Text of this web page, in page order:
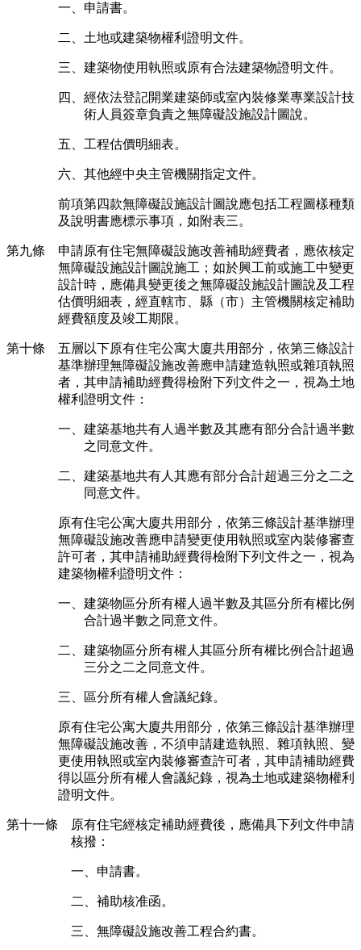
一、申請書。
二、土地或建築物權利證明文件。
三、建築物使用執照或原有合法建築物證明文件。
四、經依法登記開業建築師或室內裝修業專業設計技
術人員簽章負責之無障礙設施設計圖說。
五、工程估價明細表。
六、其他經中央主管機關指定文件。
前項第四款無障礙設施設計圖說應包括工程圖樣種類
及說明書應標示事項，如附表三。
第九條 申請原有住宅無障礙設施改善補助經費者，應依核定
無障礙設施設計圖說施工；如於興工前或施工中變更
設計時，應備具變更後之無障礙設施設計圖說及工程
估價明細表，經直轄市、縣（市）主管機關核定補助
經費額度及竣工期限。
第十條 五層以下原有住宅公寓大廈共用部分，依第三條設計
基準辦理無障礙設施改善應申請建造執照或雜項執照
者，其申請補助經費得檢附下列文件之一，視為土地
權利證明文件：
一、建築基地共有人過半數及其應有部分合計過半數
之同意文件。
二、建築基地共有人其應有部分合計超過三分之二之
同意文件。
原有住宅公寓大廈共用部分，依第三條設計基準辦理
無障礙設施改善應申請變更使用執照或室內裝修審查
許可者，其申請補助經費得檢附下列文件之一，視為
建築物權利證明文件：
一、建築物區分所有權人過半數及其區分所有權比例
合計過半數之同意文件。
二、建築物區分所有權人其區分所有權比例合計超過
三分之二之同意文件。
三、區分所有權人會議紀錄。
原有住宅公寓大廈共用部分，依第三條設計基準辦理
無障礙設施改善，不須申請建造執照、雜項執照、變
更使用執照或室內裝修審查許可者，其申請補助經費
得以區分所有權人會議紀錄，視為土地或建築物權利
證明文件。
第十一條 原有住宅經核定補助經費後，應備具下列文件申請
核撥：
一、申請書。
二、補助核准函。
三、無障礙設施改善工程合約書。